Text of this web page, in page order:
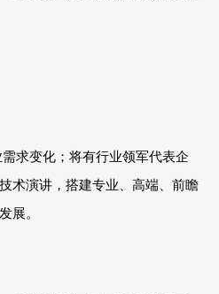
求变化；将有行业领军代表企
术演讲，搭建专业、高端、前瞻
展。